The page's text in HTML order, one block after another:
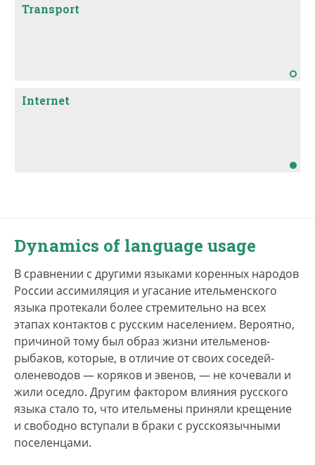
Transport
Internet
Dynamics of language usage
В сравнении с другими языками коренных народов
России ассимиляция и угасание ительменского
языка протекали более стремительно на всех
этапах контактов с русским населением. Вероятно,
причиной тому был образ жизни ительменов-
рыбаков, которые, в отличие от своих соседей-
оленеводов — коряков и эвенов, — не кочевали и
жили оседло. Другим фактором влияния русского
языка стало то, что ительмены приняли крещение
и свободно вступали в браки с русскоязычными
поселенцами.